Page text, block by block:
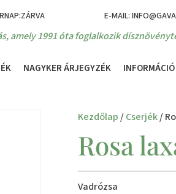
E-MAIL:
amely 1991 óta foglalkozik
NAGYKER ÁRJEGYZÉK INFORMÁCIÓ
Kezdőlap /Cserjék/
Rosa
Vadrózsa